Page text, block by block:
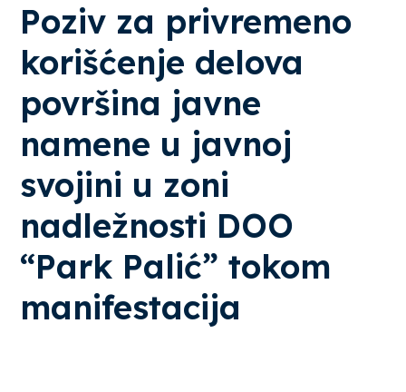
Poziv za privremeno
korišćenje delova
površina javne
namene u javnoj
svojini u zoni
nadležnosti DOO
“Park Palić” tokom
manifestacija